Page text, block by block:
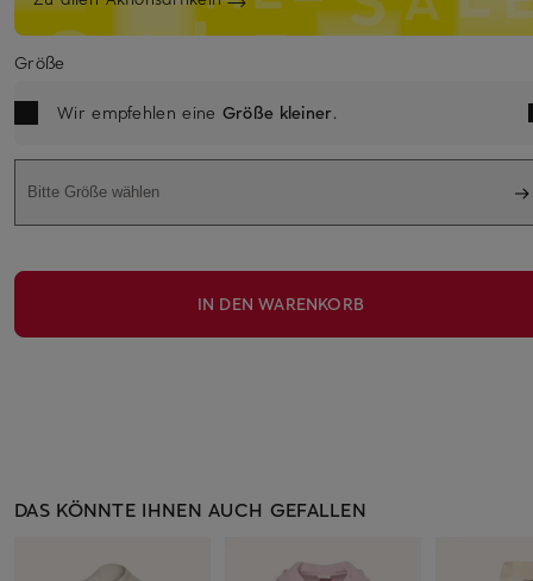
Größe
Wir empfehlen eine Größe kleiner.
Bitte Größe wählen
IN DEN WARENKORB
DAS KÖNNTE IHNEN AUCH GEFALLEN